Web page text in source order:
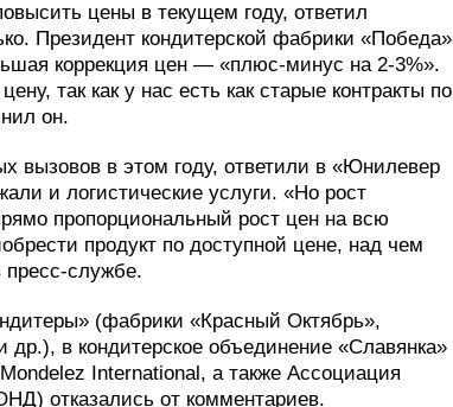
цены в текущем году, ответил
Президент кондитерской фабрики «Победа»
коррекция цен — «плюс-минус на 2-3%».
так как у нас есть как старые контракты по
он.
вызовов в этом году, ответили в «Юнилевер
и логистические услуги. «Но рост
пропорциональный рост цен на всю
продукт по доступной цене, над чем
службе.
(фабрики «Красный Октябрь»,
др.), в кондитерское объединение «Славянка»
International, а также Ассоциация
отказались от комментариев.